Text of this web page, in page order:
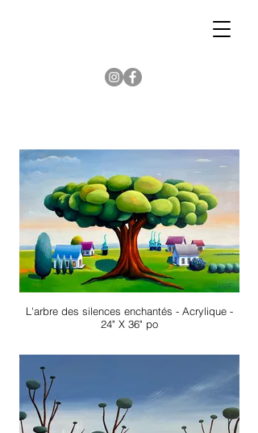
L'arbre des silences enchantés - Acrylique -
24" X 36" po